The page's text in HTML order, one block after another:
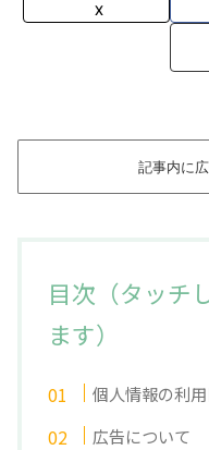
X
記事内に
目次（タッチ
ます）
個人情報の利
広告について